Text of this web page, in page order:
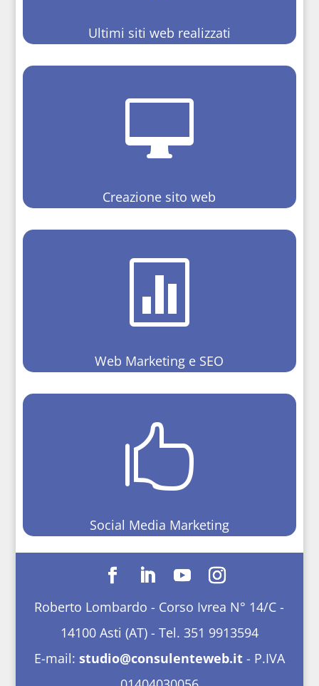
Ultimi siti web realizzati

Creazione sito web

Web Marketing e SEO

Social Media Marketing
Roberto Lombardo - Corso Ivrea N° 14/C -
14100 Asti (AT) - Tel. 351 9913594
E-mail: studio@consulenteweb.it- P.IVA